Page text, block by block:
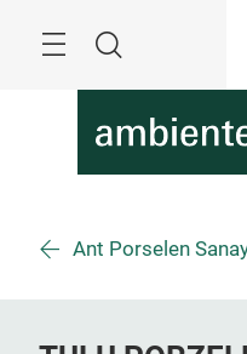
Suche
Ant Porselen